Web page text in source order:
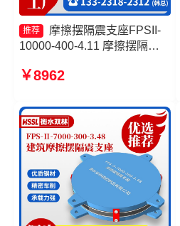
推荐
摩擦摆隔震支座FPSII-
10000-400-4.11 摩擦摆隔震
擦摆隔震支座FPSII-5000-
支座源头工厂
￥8962